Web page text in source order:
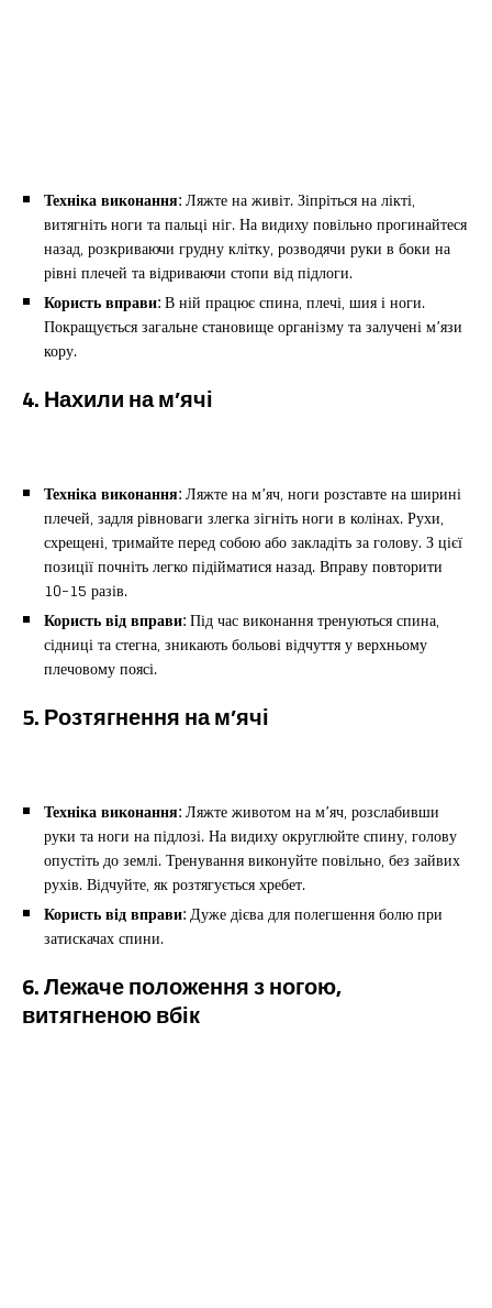
Техніка виконання:Ляжте на живіт. Зіпріться на лікті,
витягніть ноги та пальці ніг. На видиху повільно прогинайтеся
назад, розкриваючи грудну клітку, розводячи руки в боки на
рівні плечей та відриваючи стопи від підлоги.
Користь вправи:В ній працює спина, плечі, шия і ноги.
Покращується загальне становище організму та залучені м’язи
кору.
4. Нахили на м’ячі
Техніка виконання:Ляжте на м’яч, ноги розставте на ширині
плечей, задля рівноваги злегка зігніть ноги в колінах. Рухи,
схрещені, тримайте перед собою або закладіть за голову. З цієї
позиції почніть легко підійматися назад. Вправу повторити
10-15 разів.
Користь від вправи:Під час виконання тренуються спина,
сідниці та стегна, зникають больові відчуття у верхньому
плечовому поясі.
5. Розтягнення на м’ячі
Техніка виконання:Ляжте животом на м’яч, розслабивши
руки та ноги на підлозі. На видиху округлюйте спину, голову
опустіть до землі. Тренування виконуйте повільно, без зайвих
рухів. Відчуйте, як розтягується хребет.
Користь від вправи:Дуже дієва для полегшення болю при
затискачах спини.
6. Лежаче положення з ногою,
витягненою вбік